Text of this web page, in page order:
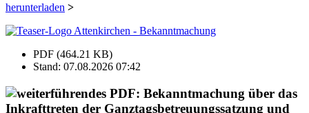
herunterladen >
PDF (464.21 KB)
Stand: 07.08.2026 07:42